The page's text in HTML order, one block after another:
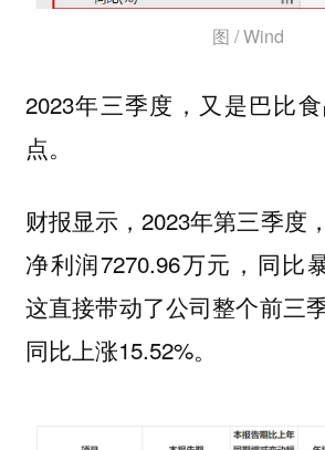
图 / Wind
2023年三季度，又是巴比
点。
财报显示，2023年第三季度
净利润7270.96万元，同比
这直接带动了公司整个前三
同比上涨15.52%。